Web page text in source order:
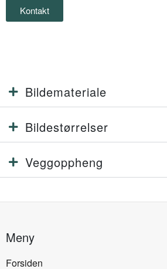
Kontakt
Bildemateriale
Bildestørrelser
Veggoppheng
Meny
Forsiden